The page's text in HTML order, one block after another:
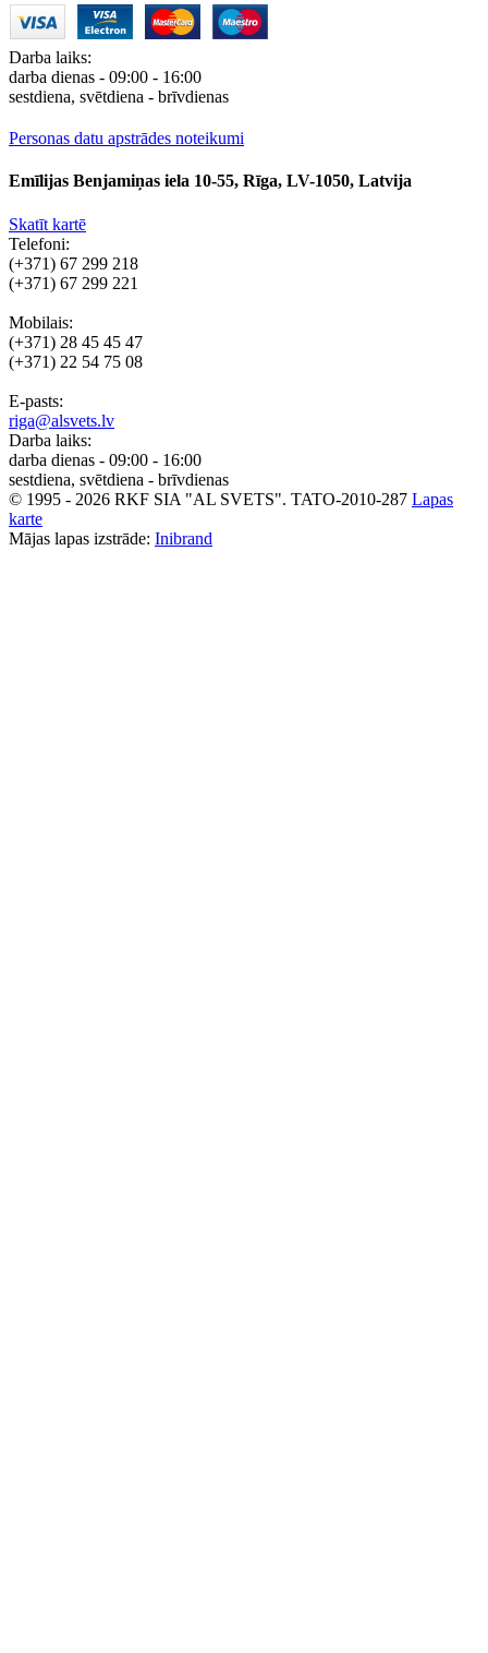
Darba laiks:
darba dienas - 09:00 - 16:00
sestdiena, svētdiena - brīvdienas
Personas datu apstrādes noteikumi
Emīlijas Benjamiņas iela 10-55, Rīga, LV-1050, Latvija
Skatīt kartē
Telefoni:
(+371) 67 299 218
(+371) 67 299 221
Mobilais:
(+371) 28 45 45 47
(+371) 22 54 75 08
E-pasts:
riga@alsvets.lv
Darba laiks:
darba dienas - 09:00 - 16:00
sestdiena, svētdiena - brīvdienas
© 1995 - 2026 RKF SIA "AL SVETS". TATO-2010-287 Lapas
karte
Mājas lapas izstrāde: Inibrand